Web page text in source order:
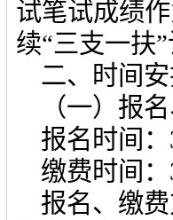
试笔试成绩
续“三支一扶
二、时间
（一）报
报名时间
缴费时间
报名、缴